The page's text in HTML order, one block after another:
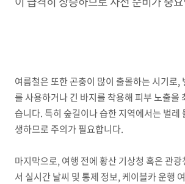
여름철은 또한 곤충이 많이 출몰하는 시기로,
를 사용하거나 긴 바지를 착용해 피부 노출을
습니다. 특히 숲길이나 습한 지역에서는 벌레
생하므로 주의가 필요합니다.
마지막으로, 여행 전에 황산 기상청 혹은 관
서 실시간 날씨 및 통제 정보, 케이블카 운행